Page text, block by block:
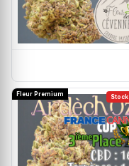
Fleur Premium